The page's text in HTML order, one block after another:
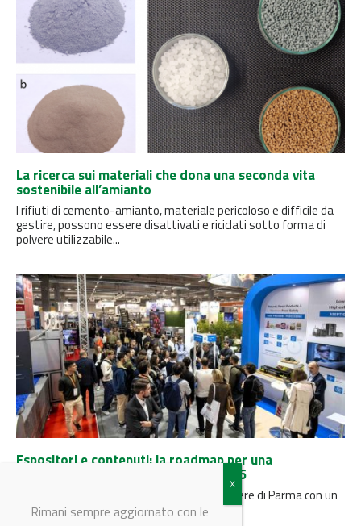
La ricerca sui materiali che dona una seconda vita
sostenibile all’amianto
I rifiuti di cemento-amianto, materiale pericoloso e difficile da
gestire, possono essere disattivati ​​e riciclati sotto forma di
polvere utilizzabile...
Espositori e contenuti: la roadmap per una
partecipazione mirata a Labotec 2026
Il 27 e 28 ottobre 2026 Labotec tornerà a Fiere di Parma con un
format che integra area espositiva e...
Rimani sempre aggiornato con le